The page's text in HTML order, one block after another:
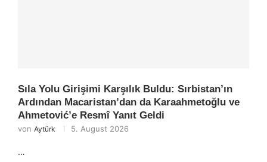
Sıla Yolu Girişimi Karşılık Buldu: Sırbistan’ın
Ardından Macaristan’dan da Karaahmetoğlu ve
Ahmetović’e Resmî Yanıt Geldi
von Aytürk 5. August 2026
…